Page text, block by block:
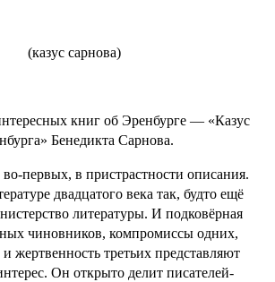
(казус сарнова)
книг об Эренбурге — «Казус
Бенедикта Сарнова.
во-первых, в пристрастности описания.
двадцатого века так, будто ещё
литературы. И подковёрная
чиновников, компромиссы одних,
жертвенность третьих представляют
Он открыто делит писателей-